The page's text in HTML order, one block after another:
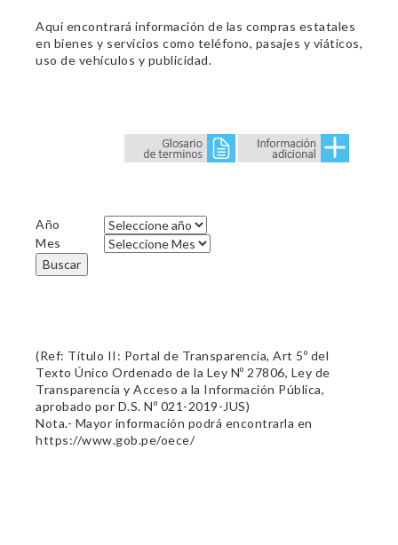
Aquí encontrará información de las compras estatales
en bienes y servicios como teléfono, pasajes y viáticos,
uso de vehículos y publicidad.
Año
Mes
Buscar
(Ref: Título II: Portal de Transparencia, Art 5º del
Texto Único Ordenado de la Ley Nº 27806, Ley de
Transparencia y Acceso a la Información Pública,
aprobado por D.S. Nº 021-2019-JUS)
Nota.- Mayor información podrá encontrarla en
https://www.gob.pe/oece/